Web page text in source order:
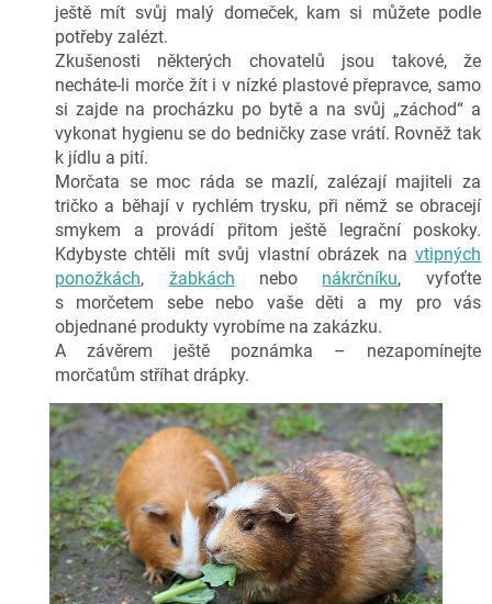
ještě mít svůj malý domeček, kam si můžete podle
potřeby zalézt.
Zkušenosti některých chovatelů jsou takové, že
necháte-li morče žít i v nízké plastové přepravce, samo
si zajde na procházku po bytě a na svůj „záchod“ a
vykonat hygienu se do bedničky zase vrátí. Rovněž tak
k jídlu a pití.
Morčata se moc ráda se mazlí, zalézají majiteli za
tričko a běhají v rychlém trysku, při němž se obracejí
smykem a provádí přitom ještě legrační poskoky.
Kdybyste chtěli mít svůj vlastní obrázek na vtipných
ponožkách, žabkách nebo nákrčníku, vyfoťte
s morčetem sebe nebo vaše děti a my pro vás
objednané produkty vyrobíme na zakázku.
A závěrem ještě poznámka – nezapomínejte
morčatům stříhat drápky.